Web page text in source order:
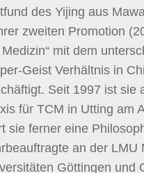
des Yijing aus
zweiten Promotion
mit dem
Geist Verhältnis in
Seit 1997 ist sie
für TCM in Utting am
sie ferner eine
an der LMU
Göttingen und